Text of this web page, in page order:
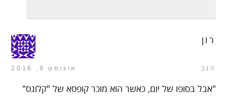
הגב אוגוסט 9, 2016
רון
"אבל בסופו של יום, כאשר הוא מוכר קופסא של "קלוגס"